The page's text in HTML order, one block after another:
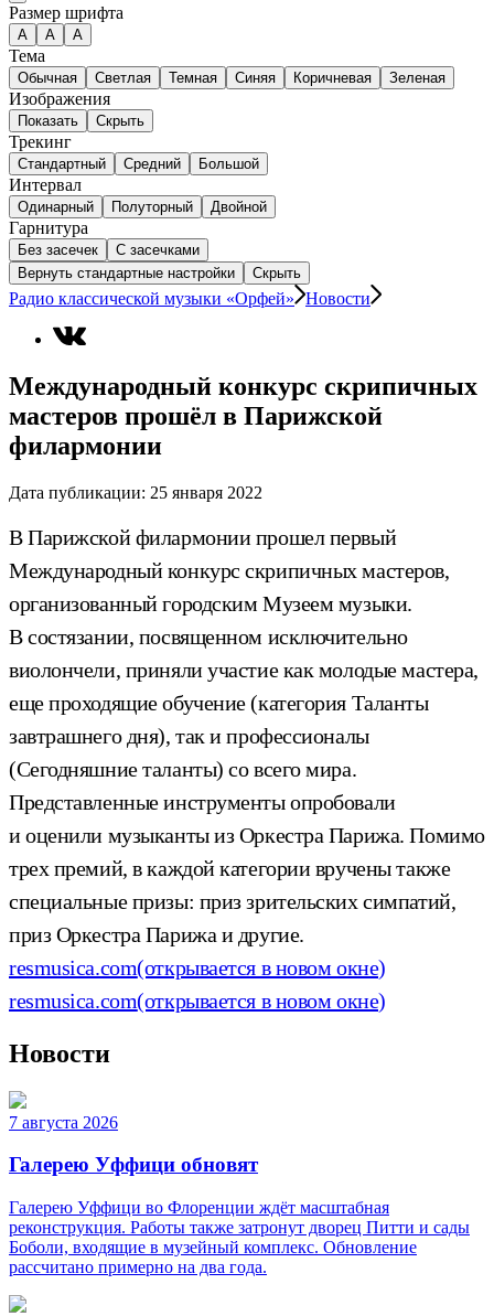
Размер шрифта
А A A
Тема
Обычная Светлая Темная Синяя Коричневая Зеленая
Изображения
Показать Скрыть
Трекинг
Стандартный Средний Большой
Интервал
Одинарный Полуторный Двойной
Гарнитура
Без засечек
С засечками
Вернуть стандартные настройки
Скрыть
Радио классической музыки «Орфей» Новости
Международный конкурс скрипичных
мастеров прошёл в Парижской
филармонии
Дата публикации: 25 января 2022
В Парижской филармонии прошел первый
Международный конкурс скрипичных мастеров,
организованный городским Музеем музыки.
В состязании, посвященном исключительно
виолончели, приняли участие как молодые мастера,
еще проходящие обучение (категория Таланты
завтрашнего дня), так и профессионалы
(Сегодняшние таланты) со всего мира.
Представленные инструменты опробовали
и оценили музыканты из Оркестра Парижа. Помимо
трех премий, в каждой категории вручены также
специальные призы: приз зрительских симпатий,
приз Оркестра Парижа и другие.
resmusica.com(открывается в новом окне)
resmusica.com(открывается в новом окне)
Новости
7 августа 2026
Галерею Уффици обновят
Галерею Уффици во Флоренции ждёт масштабная
реконструкция. Работы также затронут дворец Питти и сады
Боболи, входящие в музейный комплекс. Обновление
рассчитано примерно на два года.